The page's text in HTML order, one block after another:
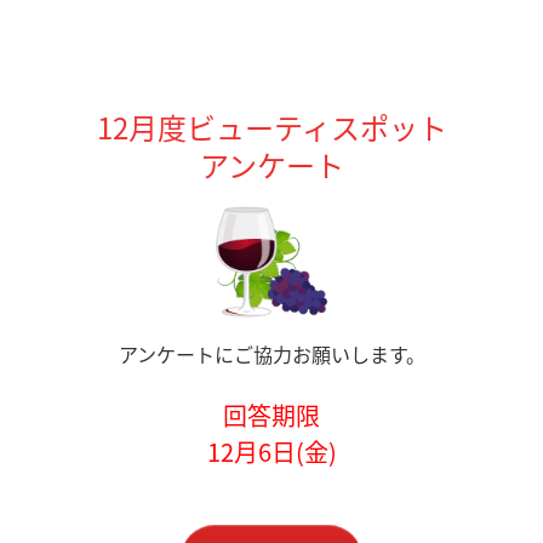
12月度ビューティスポット
アンケート
アンケートにご協力お願いします。
回答期限
12月6日(金)